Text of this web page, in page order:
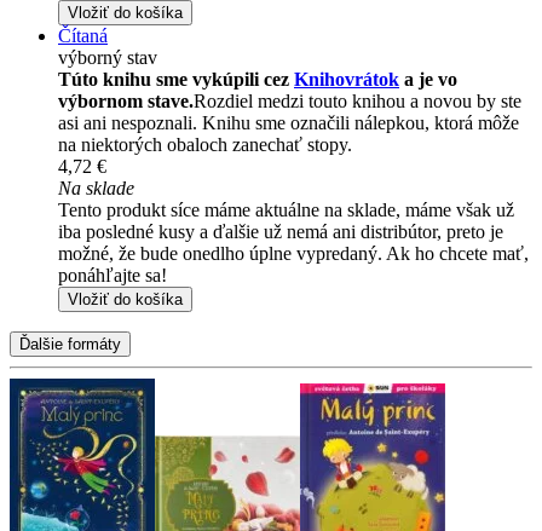
Vložiť do košíka
Čítaná
výborný stav
Túto knihu sme vykúpili cez Knihovrátok a je vo
výbornom stave.Rozdiel medzi touto knihou a novou by ste
asi ani nespoznali. Knihu sme označili nálepkou, ktorá môže
na niektorých obaloch zanechať stopy.
4,72 €
Na sklade
Tento produkt síce máme aktuálne na sklade, máme však už
iba posledné kusy a ďalšie už nemá ani distribútor, preto je
možné, že bude onedlho úplne vypredaný. Ak ho chcete mať,
ponáhľajte sa!
Vložiť do košíka
Ďalšie formáty